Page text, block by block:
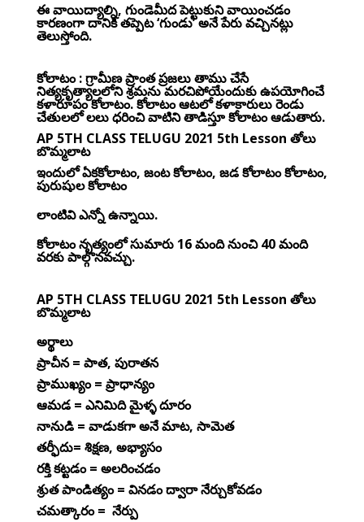
ఈ వాయిద్యాల్ని, గుండెమీద పెట్టుకుని వాయించడం
కారణంగా దానికి తప్పెట ‘గుండు’ అనే పేరు వచ్చినట్లు
తెలుస్తోంది.
కోలాటం : గ్రామీణ ప్రాంత ప్రజలు తాము చేసే
నిత్యకృత్యాలలోని శ్రమను మరచిపోయేందుకుఉపయోగించే
కళారూపం కోలాటం. కోలాటం ఆటలో కళాకారులు రెండు
చేతులలో లలు ధరించి వాటిని తాడిస్తూ కోలాటం ఆడుతారు.
AP 5TH CLASS TELUGU 2021 5th Lesson తోలు
బొమ్మలాట
ఇందులో ఏకకోలాటం, జంట కోలాటం, జడ కోలాటం కోలాటం,
పురుషుల కోలాటం
లాంటివి ఎన్నో ఉన్నాయి.
కోలాటం నృత్యంలో సుమారు 16 మంది నుంచి 40 మంది
వరకు పాల్గొనవచ్చు.
AP 5TH CLASS TELUGU 2021 5th Lesson తోలు
బొమ్మలాట
అర్థాలు
ప్రాచీన = పాత, పురాతన
ప్రాముఖ్యం = ప్రాధాన్యం
ఆమడ = ఎనిమిది మైళ్ళ దూరం
నానుడి = వాడుకగా అనే మాట, సామెత
తర్ఫీదు= శిక్షణ, అభ్యాసం
రక్తి కట్టడం = అలరించడం
శ్రుత పాండిత్యం = వినడం ద్వారా నేర్చుకోవడం
చమత్కారం = నేర్పు